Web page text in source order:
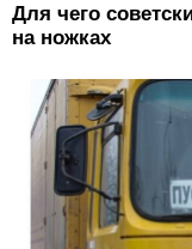
Для чего
на ножках